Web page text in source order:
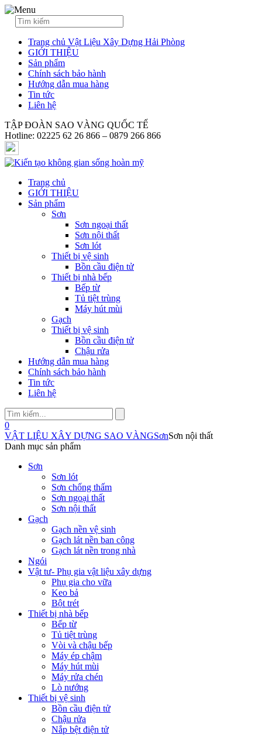
Trang chủ Vật Liệu Xây Dựng Hải Phòng
GIỚI THIỆU
Sản phẩm
Chính sách bảo hành
Hướng dẫn mua hàng
Tin tức
Liên hệ
TẬP ĐOÀN SAO VÀNG QUỐC TẾ
Hotline: 02225 62 26 866 – 0879 266 866
Trang chủ
GIỚI THIỆU
Sản phẩm
Sơn
Sơn ngoại thất
Sơn nội thất
Sơn lót
Thiết bị vệ sinh
Bồn cầu điện tử
Thiết bị nhà bếp
Bếp từ
Tủ tiệt trùng
Máy hút mùi
Gạch
Thiết bị vệ sinh
Bồn cầu điện tử
Chậu rửa
Hướng dẫn mua hàng
Chính sách bảo hành
Tin tức
Liên hệ
0
VẬT LIỆU XÂY DỰNG SAO VÀNGSơnSơn nội thất
Danh mục sản phẩm
Sơn
Sơn lót
Sơn chống thấm
Sơn ngoại thất
Sơn nội thất
Gạch
Gạch nền vệ sinh
Gạch lát nền ban công
Gạch lát nền trong nhà
Ngói
Vật tư- Phụ gia vật liệu xây dựng
Phụ gia cho vữa
Keo bả
Bột trét
Thiết bị nhà bếp
Bếp từ
Tủ tiệt trùng
Vòi và chậu bếp
Máy ép chậm
Máy hút mùi
Máy rửa chén
Lò nướng
Thiết bị vệ sinh
Bồn cầu điện tử
Chậu rửa
Nắp bệt điện tử